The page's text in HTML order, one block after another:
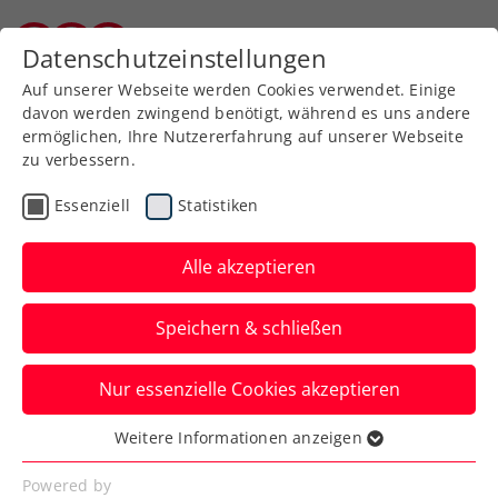
Aktuelle News
News filtern
Datenschutzeinstellungen
Auf unserer Webseite werden Cookies verwendet. Einige
davon werden zwingend benötigt, während es uns andere
ermöglichen, Ihre Nutzererfahrung auf unserer Webseite
zu verbessern.
Essenziell Statistiken
Alle akzeptieren
Speichern & schließen
Nur essenzielle Cookies akzeptieren
Essenziell
Essenzielle Cookies werden für grundlegende
Weitere Informationen anzeigen
Powered by